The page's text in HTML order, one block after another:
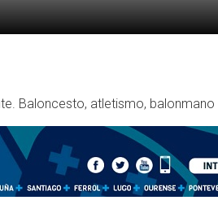
Baloncesto, atletismo, balonmano